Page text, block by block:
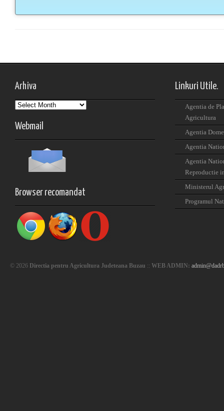
Arhiva
Arhiva
Webmail
Browser recomandat
Linkuri Utile.
Agentia de
Agricultura
Agentia
Agentia
Agentia
Reproductie
Ministerul
Programul
© 2026 Directia pentru Agricultura Judeteana Buzau :: WEB ADMIN: